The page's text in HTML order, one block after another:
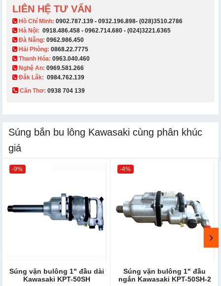
LIÊN HỆ TƯ VẤN
​ Hồ Chí Minh: 0902.787.139 - 0932.196.898- (028)3510.2786
Hà Nội: 0918.486.458 - 0962.714.680 - (024)3221.6365
Đà Nẵng: 0962.986.450
Hải Phòng: 0868.22.7775
Thanh Hóa: 0963.040.460
Nghệ An: 0969.581.266
Đắk Lắk: 0984.762.139
Cần Thơ: 0938 704 139​
Súng bắn bu lông Kawasaki cùng phân khúc
giá
-9%
Súng vặn bulông 1" đầu dài
Kawasaki KPT-50SH
-4%
Súng vặn bulông 1" đầu
ngắn Kawasaki KPT-50SH-2